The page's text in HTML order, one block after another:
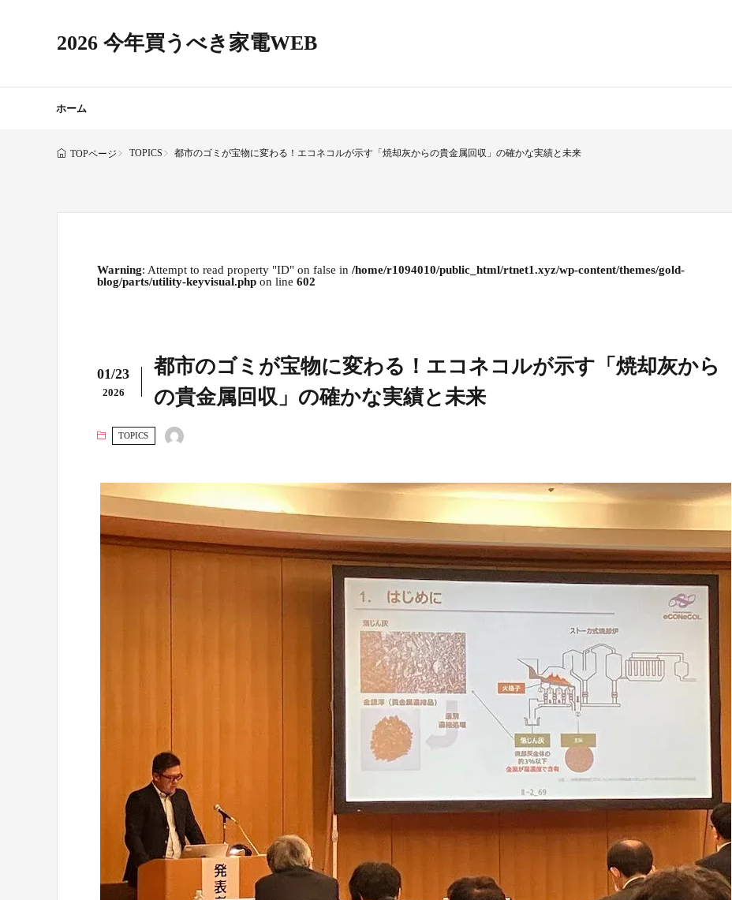
2026 今年買うべき家電WEB
ホーム
TOPページ TOPICS 都市のゴミが宝物に変わる！エコネコルが示す「焼却灰からの貴金属回収」の確かな実績と未来
Warning: Attempt to read property "ID" on false in /home/r1094010/public_html/rtnet1.xyz/wp-content/themes/gold-
blog/parts/utility-keyvisual.php on line 602
01/23
2026
都市のゴミが宝物に変わる！エコネコルが示す「焼却灰から
の貴金属回収」の確かな実績と未来
TOPICS